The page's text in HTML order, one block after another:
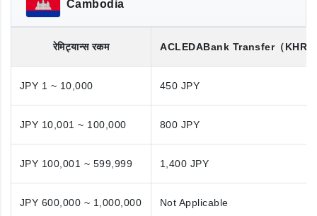
Cambodia
रेमिट्यान्स रकम ACLEDABank Transfer（KHR/
JPY 1 ~ 10,000 450 JPY
JPY 10,001 ~ 100,000 800 JPY
JPY 100,001 ~ 599,999 1,400 JPY
JPY 600,000 ~ 1,000,000 Not Applicable